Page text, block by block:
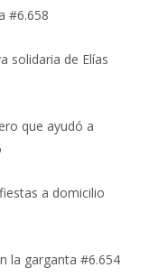
#6.658
solidaria de Elías
que ayudó a
a domicilio
la garganta #6.654